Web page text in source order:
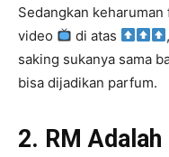
Sedangkan
video
di atas
saking sukanya sama
bisa dijadikan parfum.
2. RM